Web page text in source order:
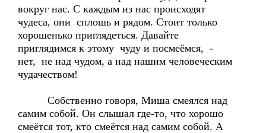
вокруг нас. С каждым из нас происходят
чудеса, они сплошь и рядом. Стоит только
хорошенько приглядеться. Давайте
приглядимся к этому чуду и посмеёмся, -
нет, не над чудом, а над нашим человеческим
чудачеством!
Собственно говоря, Миша смеялся над
самим собой. Он слышал где-то, что хорошо
смеётся тот, кто смеётся над самим собой. А